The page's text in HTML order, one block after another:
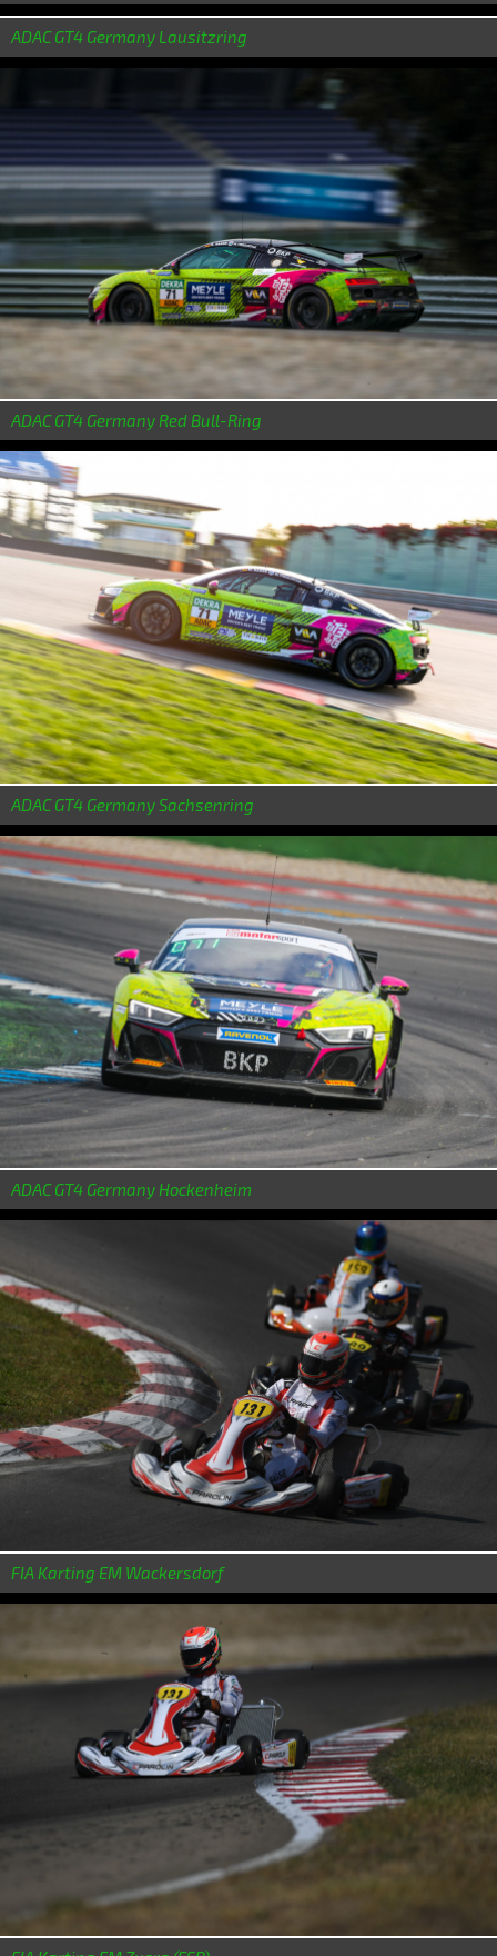
ADAC GT4 Germany Lausitzring
ADAC GT4 Germany Red Bull-Ring
ADAC GT4 Germany Sachsenring
ADAC GT4 Germany Hockenheim
FIA Karting EM Wackersdorf